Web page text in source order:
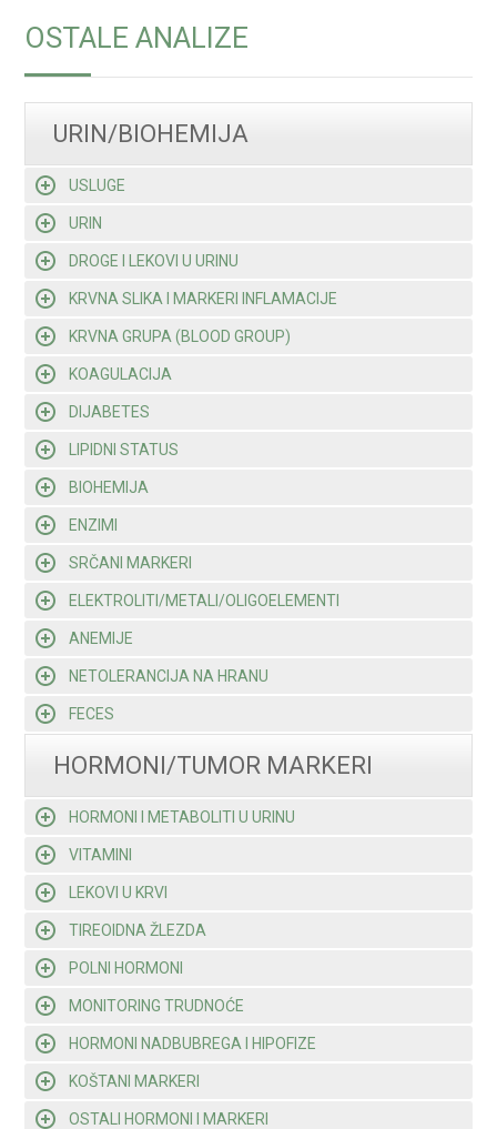
OSTALE ANALIZE
URIN/BIOHEMIJA
USLUGE
URIN
DROGE I LEKOVI U URINU
KRVNA SLIKA I MARKERI INFLAMACIJE
KRVNA GRUPA (BLOOD GROUP)
KOAGULACIJA
DIJABETES
LIPIDNI STATUS
BIOHEMIJA
ENZIMI
SRČANI MARKERI
ELEKTROLITI/METALI/OLIGOELEMENTI
ANEMIJE
NETOLERANCIJA NA HRANU
FECES
HORMONI/TUMOR MARKERI
HORMONI I METABOLITI U URINU
VITAMINI
LEKOVI U KRVI
TIREOIDNA ŽLEZDA
POLNI HORMONI
MONITORING TRUDNOĆE
HORMONI NADBUBREGA I HIPOFIZE
KOŠTANI MARKERI
OSTALI HORMONI I MARKERI